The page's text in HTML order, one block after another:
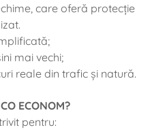
care oferă protecție
mai vechi;
reale din trafic și natură.
ECONOM?
pentru: